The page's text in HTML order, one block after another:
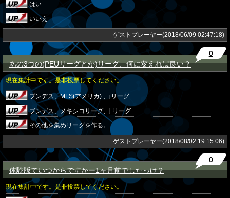
はい
いいえ
ゲストプレーヤー(2018/06/09 02:47:18)
あの3つの(PEUリーグとか)リーグ、何に変えれば良い？
0
現在集計中です。是非投票してください。
ブンデス、MLS(アメリカ) 、jリーグ
ブンデス、メキシコリーグ、j リーグ
その他を集めリーグを作る。
ゲストプレーヤー(2018/08/02 19:15:06)
体験版ていつからですかー1ヶ月前でしたっけ？
0
現在集計中です。是非投票してください。